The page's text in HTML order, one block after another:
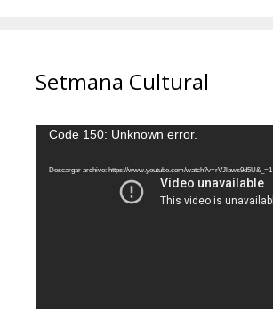
Setmana Cultural
Reproductor
vídeo
Code 150: Unknown error.
Descargar archivo: https://www.youtube.com/watch?v=rVJlaws9d5U&_=1